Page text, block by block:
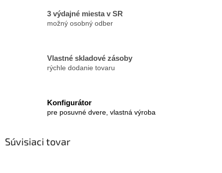
3 výdajné miesta v SR
možný osobný odber
Vlastné skladové zásoby
rýchle dodanie tovaru
Konfigurátor
pre posuvné dvere, vlastná výroba
Súvisiaci tovar